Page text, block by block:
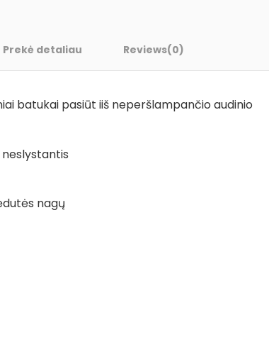
Prekė detaliau Reviews(0)
batukai pasiūt iiš neperšlampančio audinio
neslystantis
nagų